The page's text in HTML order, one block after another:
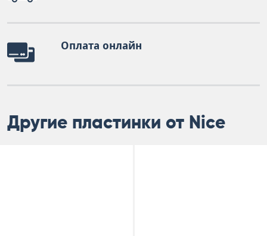
Оплата онлайн
Другие пластинки от Nice